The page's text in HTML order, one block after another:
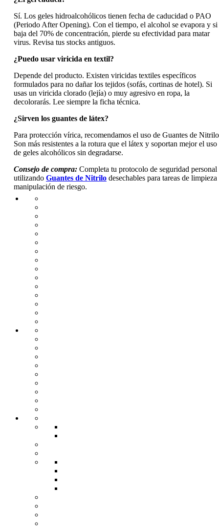
Sí. Los geles hidroalcohólicos tienen fecha de caducidad o PAO
(Periodo After Opening). Con el tiempo, el alcohol se evapora y si
baja del 70% de concentración, pierde su efectividad para matar
virus. Revisa tus stocks antiguos.
¿Puedo usar viricida en textil?
Depende del producto. Existen viricidas textiles específicos
formulados para no dañar los tejidos (sofás, cortinas de hotel). Si
usas un viricida clorado (lejía) o muy agresivo en ropa, la
decolorarás. Lee siempre la ficha técnica.
¿Sirven los guantes de látex?
Para protección vírica, recomendamos el uso de Guantes de
Son más resistentes a la rotura que el látex y soportan mejor el uso
de geles alcohólicos sin degradarse.
Consejo de compra: Completa tu protocolo de seguridad personal
utilizando Guantes de Nitrilo desechables para tareas de limpieza
manipulación de riesgo.